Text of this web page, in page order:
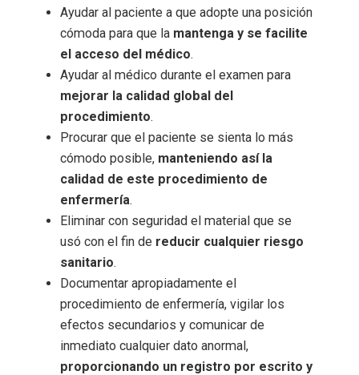
Ayudar al paciente a que adopte una posición
cómoda para que la mantenga y se facilite
el acceso del médico.
Ayudar al médico durante el examen para
mejorar la calidad global del
procedimiento.
Procurar que el paciente se sienta lo más
cómodo posible, manteniendo así la
calidad de este procedimiento de
enfermería.
Eliminar con seguridad el material que se
usó con el fin de reducir cualquier riesgo
sanitario.
Documentar apropiadamente el
procedimiento de enfermería, vigilar los
efectos secundarios y comunicar de
inmediato cualquier dato anormal,
proporcionando un registro por escrito y